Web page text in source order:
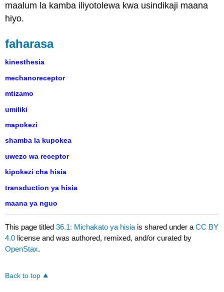
maalum la kamba iliyotolewa kwa usindikaji maana
hiyo.
faharasa
kinesthesia
mechanoreceptor
mtizamo
umiliki
mapokezi
shamba la kupokea
uwezo wa receptor
kipokezi cha hisia
transduction ya hisia
maana ya nguo
This page titled36.1: Michakato ya hisia is shared under aCC BY
4.0 license and was authored, remixed, and/or curated by
OpenStax.
Back to top